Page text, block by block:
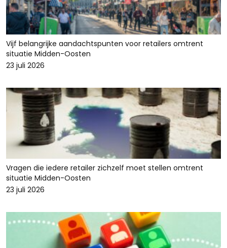
Vijf belangrijke aandachtspunten voor retailers omtrent
situatie Midden-Oosten
23 juli 2026
Vragen die iedere retailer zichzelf moet stellen omtrent
situatie Midden-Oosten
23 juli 2026